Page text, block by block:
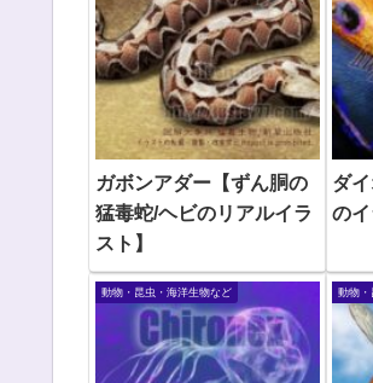
ガボンアダー【ずん胴の
猛毒蛇/ヘビのリアルイラ
スト】
ダ
のイ
動物・昆虫・海洋生物など 動物・